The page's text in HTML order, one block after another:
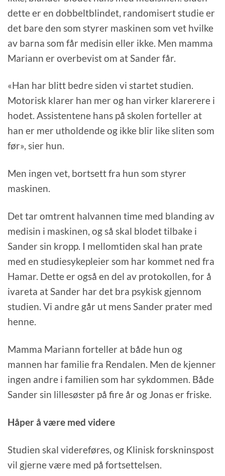
dette er en dobbeltblindet, randomisert studie er
det bare den som styrer maskinen som vet hvilke
av barna som får medisin eller ikke. Men mamma
Mariann er overbevist om at Sander får.
«Han har blitt bedre siden vi startet studien.
Motorisk klarer han mer og han virker klarerere i
hodet. Assistentene hans på skolen forteller at
han er mer utholdende og ikke blir like sliten som
før», sier hun.
Men ingen vet, bortsett fra hun som styrer
maskinen.
Det tar omtrent halvannen time med blanding av
medisin i maskinen, og så skal blodet tilbake i
Sander sin kropp. I mellomtiden skal han prate
med en studiesykepleier som har kommet ned fra
Hamar. Dette er også en del av protokollen, for å
ivareta at Sander har det bra psykisk gjennom
studien. Vi andre går ut mens Sander prater med
henne.
Mamma Mariann forteller at både hun og
mannen har familie fra Rendalen. Men de kjenner
ingen andre i familien som har sykdommen. Både
Sander sin lillesøster på fire år og Jonas er friske.
Håper å være med videre
Studien skal videreføres, og Klinisk forskninspost
vil gjerne være med på fortsettelsen.